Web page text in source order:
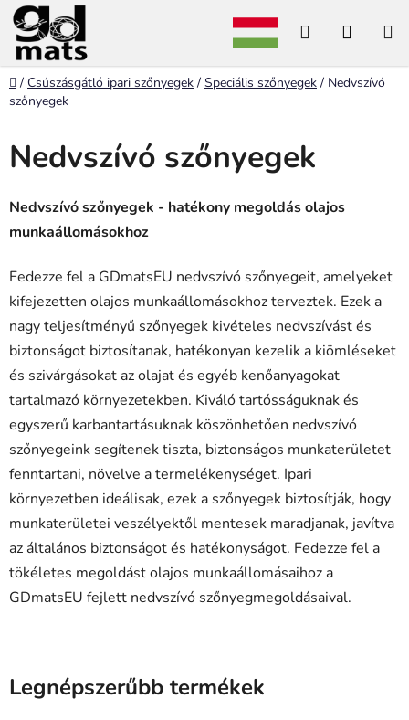
Ugrás
tartalomhoz
Keresés
Kezdőlap
/ Csúszásgátló ipari szőnyegek / Speciális szőnyegek / Nedvszívó
szőnyegek
Nedvszívó szőnyegek
Nedvszívó szőnyegek - hatékony megoldás olajos
munkaállomásokhoz
Fedezze fel a GDmatsEU nedvszívó szőnyegeit, amelyeket
kifejezetten olajos munkaállomásokhoz terveztek. Ezek a
nagy teljesítményű szőnyegek kivételes nedvszívást és
biztonságot biztosítanak, hatékonyan kezelik a kiömléseket
és szivárgásokat az olajat és egyéb kenőanyagokat
tartalmazó környezetekben. Kiváló tartósságuknak és
egyszerű karbantartásuknak köszönhetően nedvszívó
szőnyegeink segítenek tiszta, biztonságos munkaterületet
fenntartani, növelve a termelékenységet. Ipari
környezetben ideálisak, ezek a szőnyegek biztosítják, hogy
munkaterületei veszélyektől mentesek maradjanak, javítva
az általános biztonságot és hatékonyságot. Fedezze fel a
tökéletes megoldást olajos munkaállomásaihoz a
GDmatsEU fejlett nedvszívó szőnyegmegoldásaival.
Legnépszerűbb termékek